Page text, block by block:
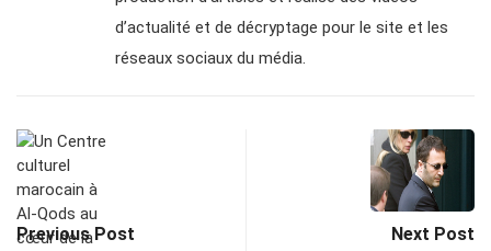
d’actualité et de décryptage pour le site et les
réseaux sociaux du média.
Previous Post Next Post